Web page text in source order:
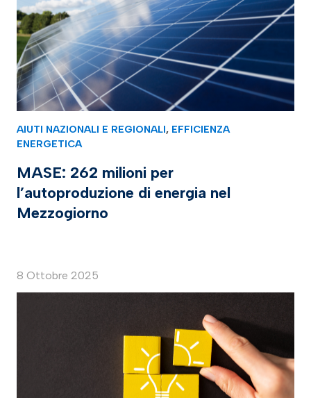
AIUTI NAZIONALI E REGIONALI, EFFICIENZA
ENERGETICA
MASE: 262 milioni per
l’autoproduzione di energia nel
Mezzogiorno
8 Ottobre 2025